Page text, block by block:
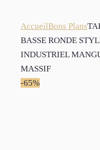
AccueilBons Plans
BASSE RONDE
INDUSTRIEL
MASSIF
-65%